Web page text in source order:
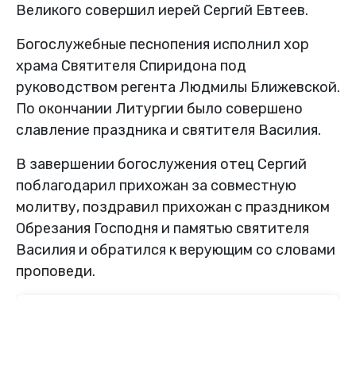
Великого совершил иерей Сергий Евтеев.
Богослужебные песнопения исполнил хор
храма Святителя Спиридона под
руководством регента Людмилы Ближевской.
По окончании Литургии было совершено
славление праздника и святителя Василия.
В завершении богослужения отец Сергий
поблагодарил прихожан за совместную
молитву, поздравил прихожан с праздником
Обрезания Господня и памятью святителя
Василия и обратился к верующим со словами
проповеди.